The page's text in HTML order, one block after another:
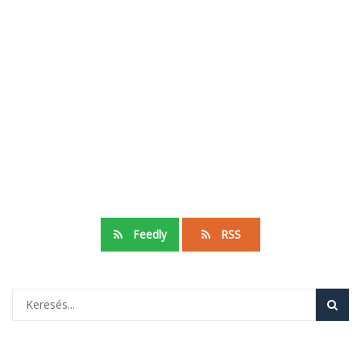
Feedly RSS